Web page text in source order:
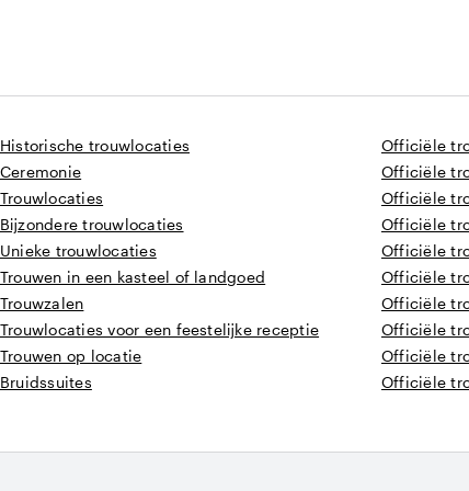
Historische trouwlocaties
Ceremonie
Trouwlocaties
Bijzondere trouwlocaties
Unieke trouwlocaties
Trouwen in een kasteel of landgoed
Trouwzalen
Trouwlocaties voor een feestelijke receptie
Trouwen op locatie
Bruidssuites
Officiële
Officiële
Officiële
Officiële
Officiële
Officiële
Officiële
Officiële
Officiële
Officiële